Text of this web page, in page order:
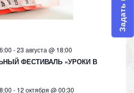
-23 августа @ 18:00
ФЕСТИВАЛЬ «УРОКИ В
- 12 октября @ 00:30